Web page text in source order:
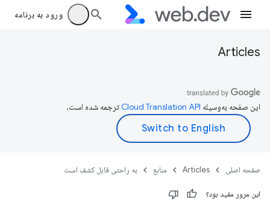
ورود به برنامه
Articles
این صفحه به‌وسیله ترجمه شده است.
صفحه اصلی Articles منابع به راحتی قابل کشف است
این مرور مفید بود؟